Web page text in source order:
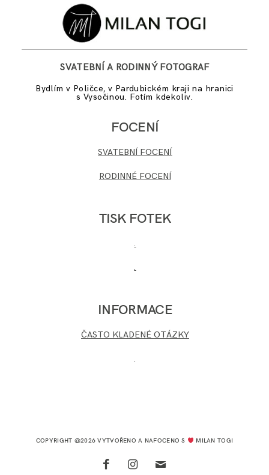
FOCENÍ
INFORMACE
TISK FOTEK
.
SVATEBNÍ A RODINNÝ FOTOGRAF
ČASTO KLADENÉ OTÁZKY
SVATEBNÍ FOCENÍ
Bydlím v Poličce, v Pardubickém kraji na hranici
s Vysočinou. Fotím kdekoliv.
.
RODINNÉ FOCENÍ
.
COPYRIGHT @2026 VYTVOŘENO A NAFOCENO S MILAN TOGI